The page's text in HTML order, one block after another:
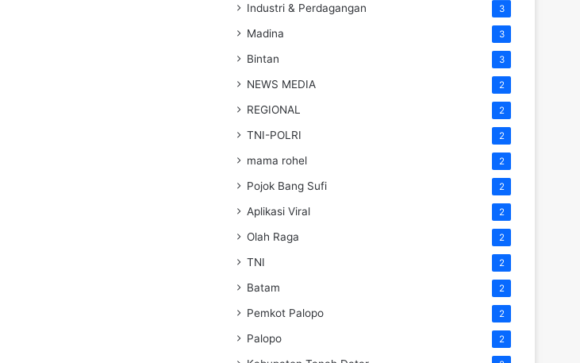
Industri & Perdagangan 3
Madina 3
Bintan 3
NEWS MEDIA 2
REGIONAL 2
TNI-POLRI 2
mama rohel 2
Pojok Bang Sufi 2
Aplikasi Viral 2
Olah Raga 2
TNI 2
Batam 2
Pemkot Palopo 2
Palopo 2